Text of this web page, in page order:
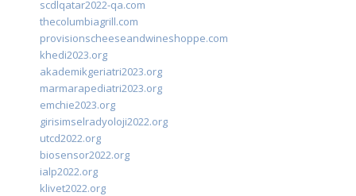
scdlqatar2022-qa.com
thecolumbiagrill.com
provisionscheeseandwineshoppe.com
khedi2023.org
akademikgeriatri2023.org
marmarapediatri2023.org
emchie2023.org
girisimselradyoloji2022.org
utcd2022.org
biosensor2022.org
ialp2022.org
klivet2022.org